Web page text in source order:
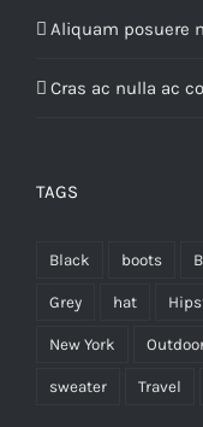
Aliquam posuere
Cras ac nulla ac
TAGS
Black boots
Grey hat
New York
sweater Travel